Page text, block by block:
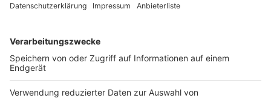
powered byUsercentrics Consent
Eine der Lead-Singles: "Hurt"